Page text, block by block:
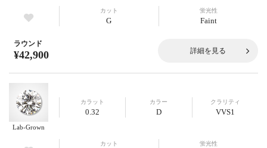
カット
G
蛍光性
Faint
ラウンド
¥42,900 詳細を見る
Lab-Grown
カラット
0.32
カラー
D
クラリティ
VVS1
カット 蛍光性